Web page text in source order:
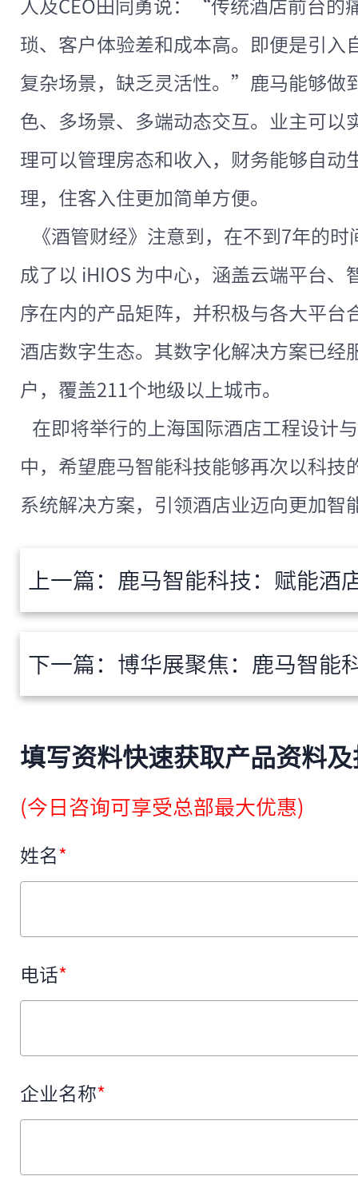
人及CEO田同勇说：“传统酒店前台的
琐、客户体验差和成本高。即便是引入
复杂场景，缺乏灵活性。”鹿马能够做
色、多场景、多端动态交互。业主可以
理可以管理房态和收入，财务能够自动
理，住客入住更加简单方便。
《酒管财经》注意到，在不到7年的时
成了以 iHIOS 为中心，涵盖云端平台、
序在内的产品矩阵，并积极与各大平台
酒店数字生态。其数字化解决方案已经
户，覆盖211个地级以上城市。
在即将举行的上海国际酒店工程设计
中，希望鹿马智能科技能够再次以科技
系统解决方案，引领酒店业迈向更加智
上一篇： 鹿马智能科技：赋能酒
下一篇： 博华展聚焦：鹿马智能科技数智化
填写资料快速获取产品资料
(今日咨询可享受总部最大优惠)
姓名*
电话*
企业名称*